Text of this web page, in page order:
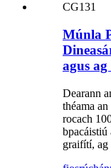
Múnla
agus
Dearann
théama
rocach
bpacáistiú
graifítí, ag